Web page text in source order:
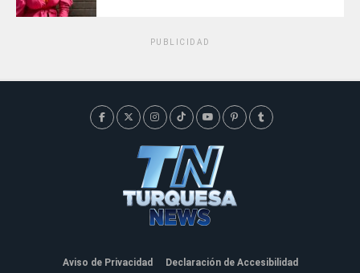
PUBLICIDAD
Aviso de Privacidad Declaración de Accesibilidad